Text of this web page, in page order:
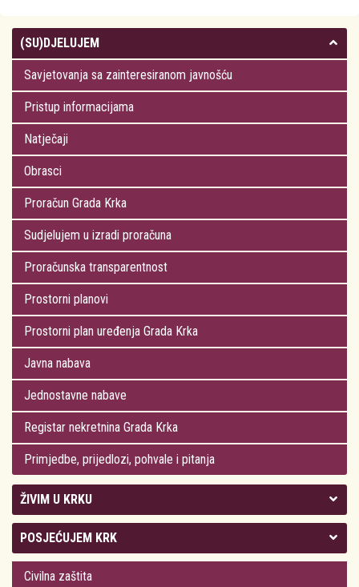
(SU)DJELUJEM
Savjetovanja sa zainteresiranom javnošću
Pristup informacijama
Natječaji
Obrasci
Proračun Grada Krka
Sudjelujem u izradi proračuna
Proračunska transparentnost
Prostorni planovi
Prostorni plan uređenja Grada Krka
Javna nabava
Jednostavne nabave
Registar nekretnina Grada Krka
Primjedbe, prijedlozi, pohvale i pitanja
ŽIVIM U KRKU
Kolegij gradonačelnika
Gradsko vijeće
POSJEĆUJEM KRK
Plan Grada Krka
Civilna zaštita